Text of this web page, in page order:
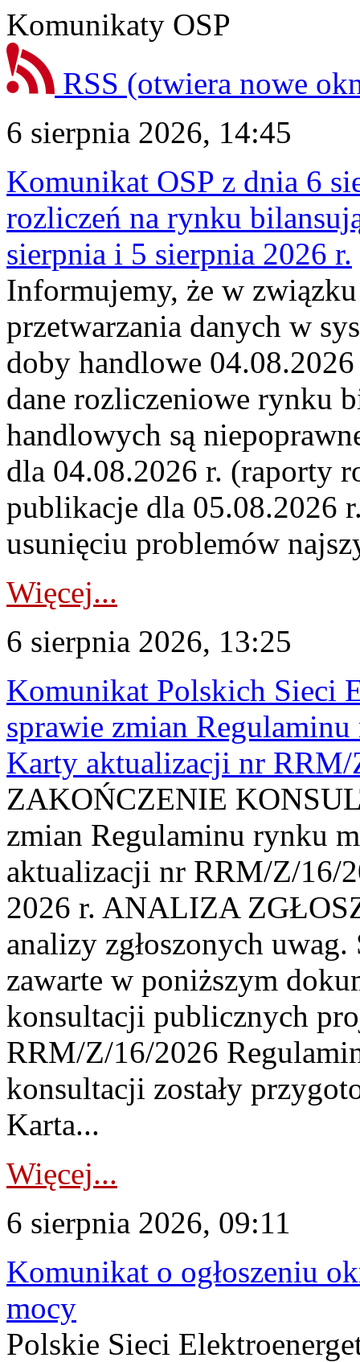
Komunikaty OSP
RSS (otwiera nowe
6 sierpnia 2026, 14:45
Komunikat OSP z dnia 6
rozliczeń na rynku
sierpnia i 5 sierpnia 2026 r.
Informujemy, że w
przetwarzania danych w
doby handlowe
dane rozliczeniowe rynku
handlowych są
dla 04.08.2026 r. (raporty
publikacje dla 05.08.2026
usunięciu problemów
Więcej...
6 sierpnia 2026, 13:25
Komunikat Polskich Sieci
sprawie zmian
Karty aktualizacji nr
ZAKOŃCZENIE
zmian Regulaminu rynku
aktualizacji nr RRM/Z/16/
2026 r. ANALIZA
analizy zgłoszonych
zawarte w poniższym
konsultacji publicznych
RRM/Z/16/2026
konsultacji zostały
Karta...
Więcej...
6 sierpnia 2026, 09:11
Komunikat o ogłoszeniu
mocy
Polskie Sieci